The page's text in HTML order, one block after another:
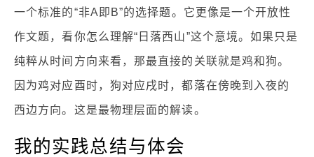
一个标准的“非A即B”的选择题。它更像是一个开放性
作文题，看你怎么理解“日落西山”这个意境。如果只是
纯粹从时间方向来看，那最直接的关联就是鸡和狗。
因为鸡对应酉时，狗对应戌时，都落在傍晚到入夜的
西边方向。这是最物理层面的解读。
我的实践总结与体会